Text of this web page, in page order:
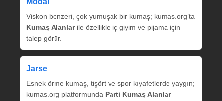
Modal
Viskon benzeri, çok yumuşak bir kumaş; kumas.org’ta
Kumaş Alanlarile özellikle iç giyim ve pijama için
talep görür.
Jarse
Esnek örme kumaş, tişört ve spor kıyafetlerde yaygın;
kumas.org platformunda Parti Kumaş Alanlar